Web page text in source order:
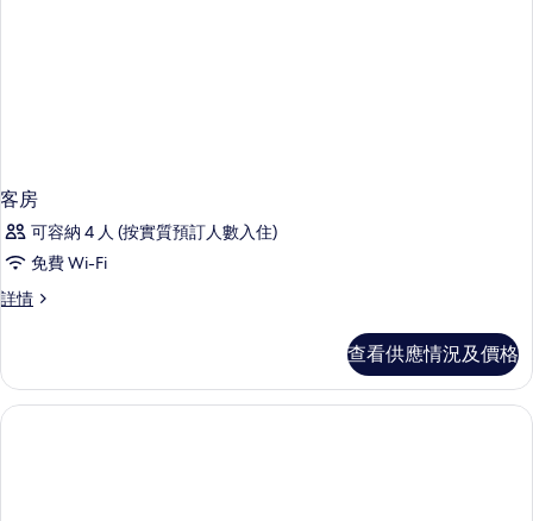
客房
可容納 4 人 (按實質預訂人數入住)
免費 Wi-Fi
詳情
客
查看供應情況及價格